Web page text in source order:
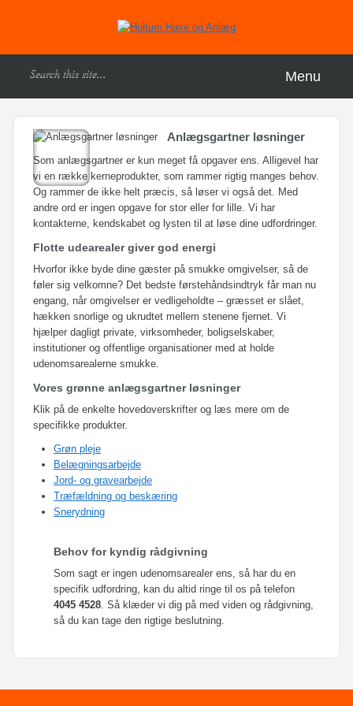
Menu
Anlægsgartner løsninger
Som anlægsgartner er kun meget få opgaver ens. Alligevel har
vi en række kerneprodukter, som rammer rigtig manges behov.
Og rammer de ikke helt præcis, så løser vi også det. Med
andre ord er ingen opgave for stor eller for lille. Vi har
kontakterne, kendskabet og lysten til at løse dine udfordringer.
Flotte udearealer giver god energi
Hvorfor ikke byde dine gæster på smukke omgivelser, så de
føler sig velkomne? Det bedste førstehåndsindtryk får man nu
engang, når omgivelser er vedligeholdte – græsset er slået,
hækken snorlige og ukrudtet mellem stenene fjernet. Vi
hjælper dagligt private, virksomheder, boligselskaber,
institutioner og offentlige organisationer med at holde
udenomsarealerne smukke.
Vores grønne anlægsgartner løsninger
Klik på de enkelte hovedoverskrifter og læs mere om de
specifikke produkter.
Grøn pleje
Belægningsarbejde
Jord- og gravearbejde
Træfældning og beskæring
Snerydning
Behov for kyndig rådgivning
Som sagt er ingen udenomsarealer ens, så har du en
specifik udfordring, kan du altid ringe til os på telefon
4045 4528. Så klæder vi dig på med viden og rådgivning,
så du kan tage den rigtige beslutning.